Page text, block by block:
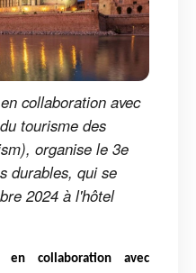
collaboration avec
tourisme des
organise le 3e
durables, qui se
2024 à l'hôtel
collaboration avec